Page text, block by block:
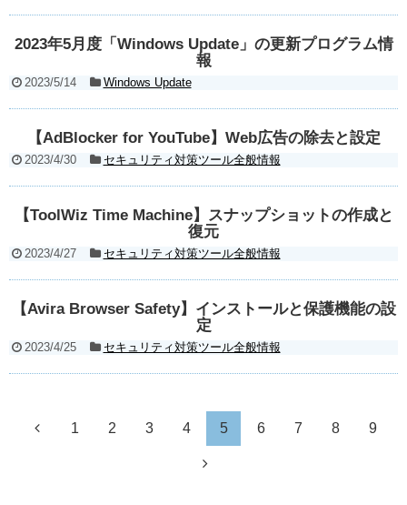
2023年5月度「Windows Update」の更新プログラム情
報
2023/5/14 Windows Update
【AdBlocker for YouTube】Web広告の除去と設定
2023/4/30 セキュリティ対策ツール全般情報
【ToolWiz Time Machine】スナップショットの作成と
復元
2023/4/27 セキュリティ対策ツール全般情報
【Avira Browser Safety】インストールと保護機能の設
定
2023/4/25 セキュリティ対策ツール全般情報
1 2 3 4 5 6 7 8 9